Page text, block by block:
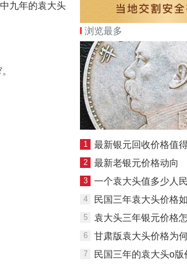
九年的袁大头
浏览最多
1 最新银元回收价格值
2 最新老银元价格动向
3 一个袁大头值多少人
4 民国三年袁大头价格
5 袁大头三年银元价格
6 甘肃版袁大头价格为
7 民国三年的袁大头o版